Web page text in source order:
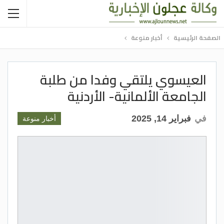
الصفحة الرئيسية أخبار منوعة
العيسوي يلتقي وفدا من طلبة
الجامعة الألمانية- الأردنية
أخبار منوعة في فبراير 14, 2025